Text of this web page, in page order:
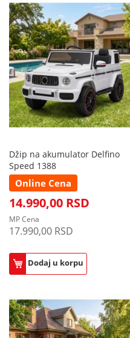
Džip na akumulator Delfino
Speed 1388
Online Cena
14.990,00 RSD
MP Cena
17.990,00 RSD
Dodaj u korpu